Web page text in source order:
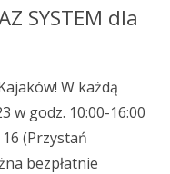
SYSTEM dla
W każdą
w godz. 10:00-16:00
(Przystań
bezpłatnie